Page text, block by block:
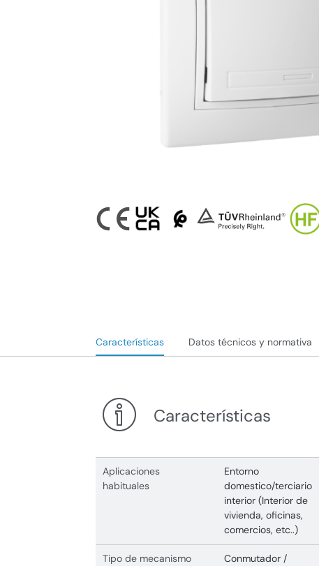
Características Datos técnicos y normativa
Características
Aplicaciones
habituales
Entorno
domestico/terciario
interior (Interior de
vivienda, oficinas,
comercios, etc..)
Tipo de mecanismo
Conmutador /